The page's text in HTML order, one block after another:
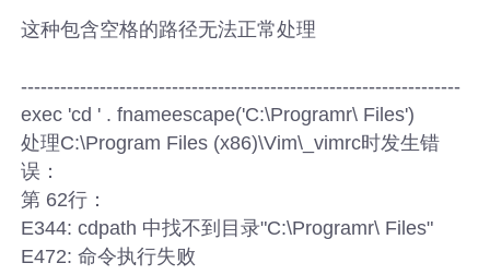
这种包含空格的路径无法正常处理
-------------------------------------------------------------------
exec 'cd ' . fnameescape('C:\Programr\ Files')
处理C:\Program Files (x86)\Vim\_vimrc时发生错
误：
第 62行：
E344: cdpath 中找不到目录"C:\Programr\ Files"
E472: 命令执行失败